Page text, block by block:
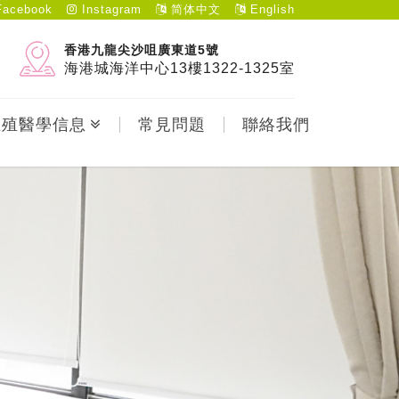
Instagram 简体中文 English
香港九龍尖沙咀廣東道5號
海港城海洋中心13樓1322-1325室
醫學信息 常見問題 聯絡我們